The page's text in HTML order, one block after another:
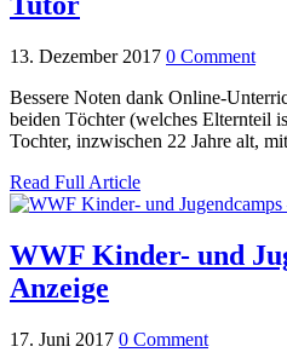
13. Dezember 2017 0 Comment
Bessere Noten dank Online-
beiden Töchter (welches Elternteil
Tochter, inzwischen 22 Jahre alt,
Read Full Article
WWF Kinder- und
Anzeige
17. Juni 2017 0 Comment